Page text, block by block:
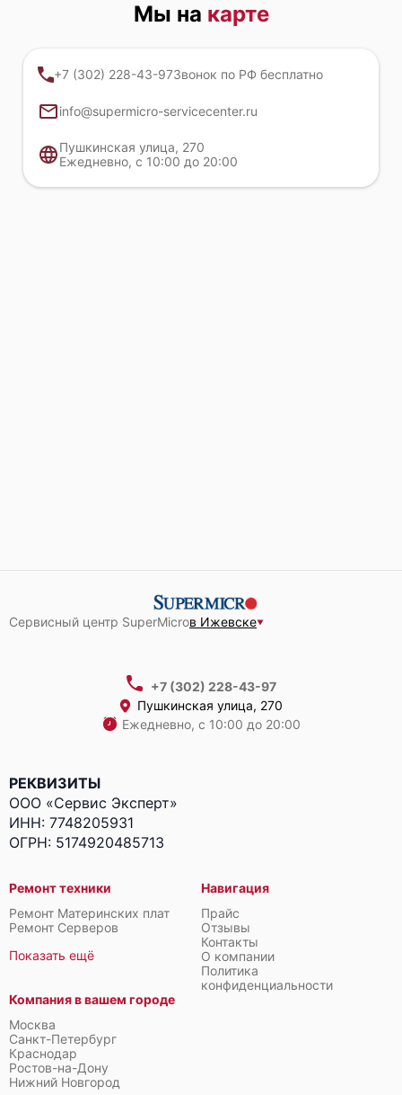
Мы на карте
+7 (302) 228-43-97Звонок по РФ бесплатно
info@supermicro-servicecenter.ru
Пушкинская улица, 270
Ежедневно, с 10:00 до 20:00
Сервисный центр SuperMicroв Ижевске
+7 (302) 228-43-97
Пушкинская улица, 270
Ежедневно, с 10:00 до 20:00
РЕКВИЗИТЫ
ООО «Сервис Эксперт»
ИНН: 7748205931
ОГРН: 5174920485713
Ремонт техники
Ремонт Материнских плат
Ремонт Серверов
Показать ещё
Компания в вашем городе
Москва
Санкт-Петербург
Краснодар
Ростов-на-Дону
Нижний Новгород
Навигация
Прайс
Отзывы
Контакты
О компании
Политика
конфиденциальности